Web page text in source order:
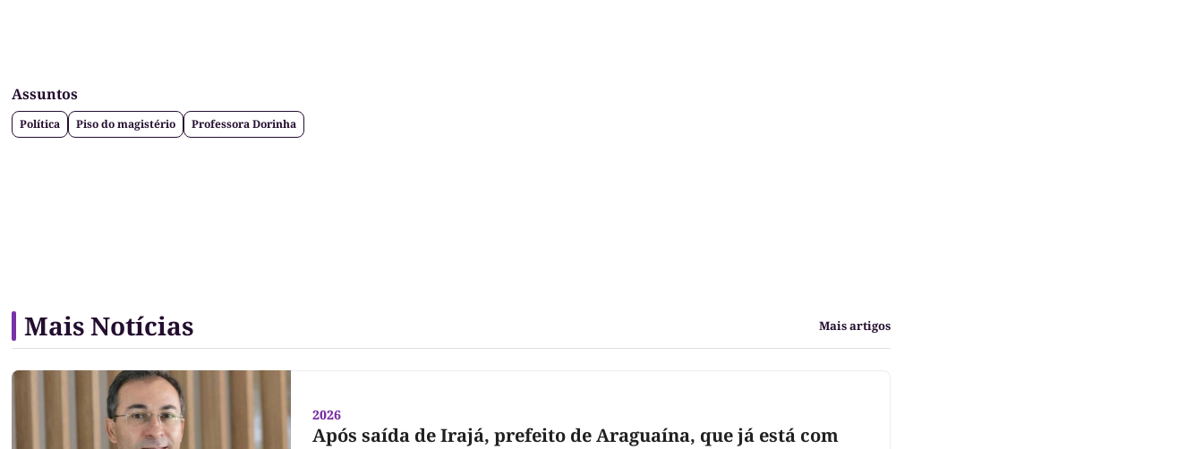
Assuntos
Política Piso do magistério Professora Dorinha
Mais Notícias Mais artigos
2026
Após saída de Irajá, prefeito de Araguaína, que já está com